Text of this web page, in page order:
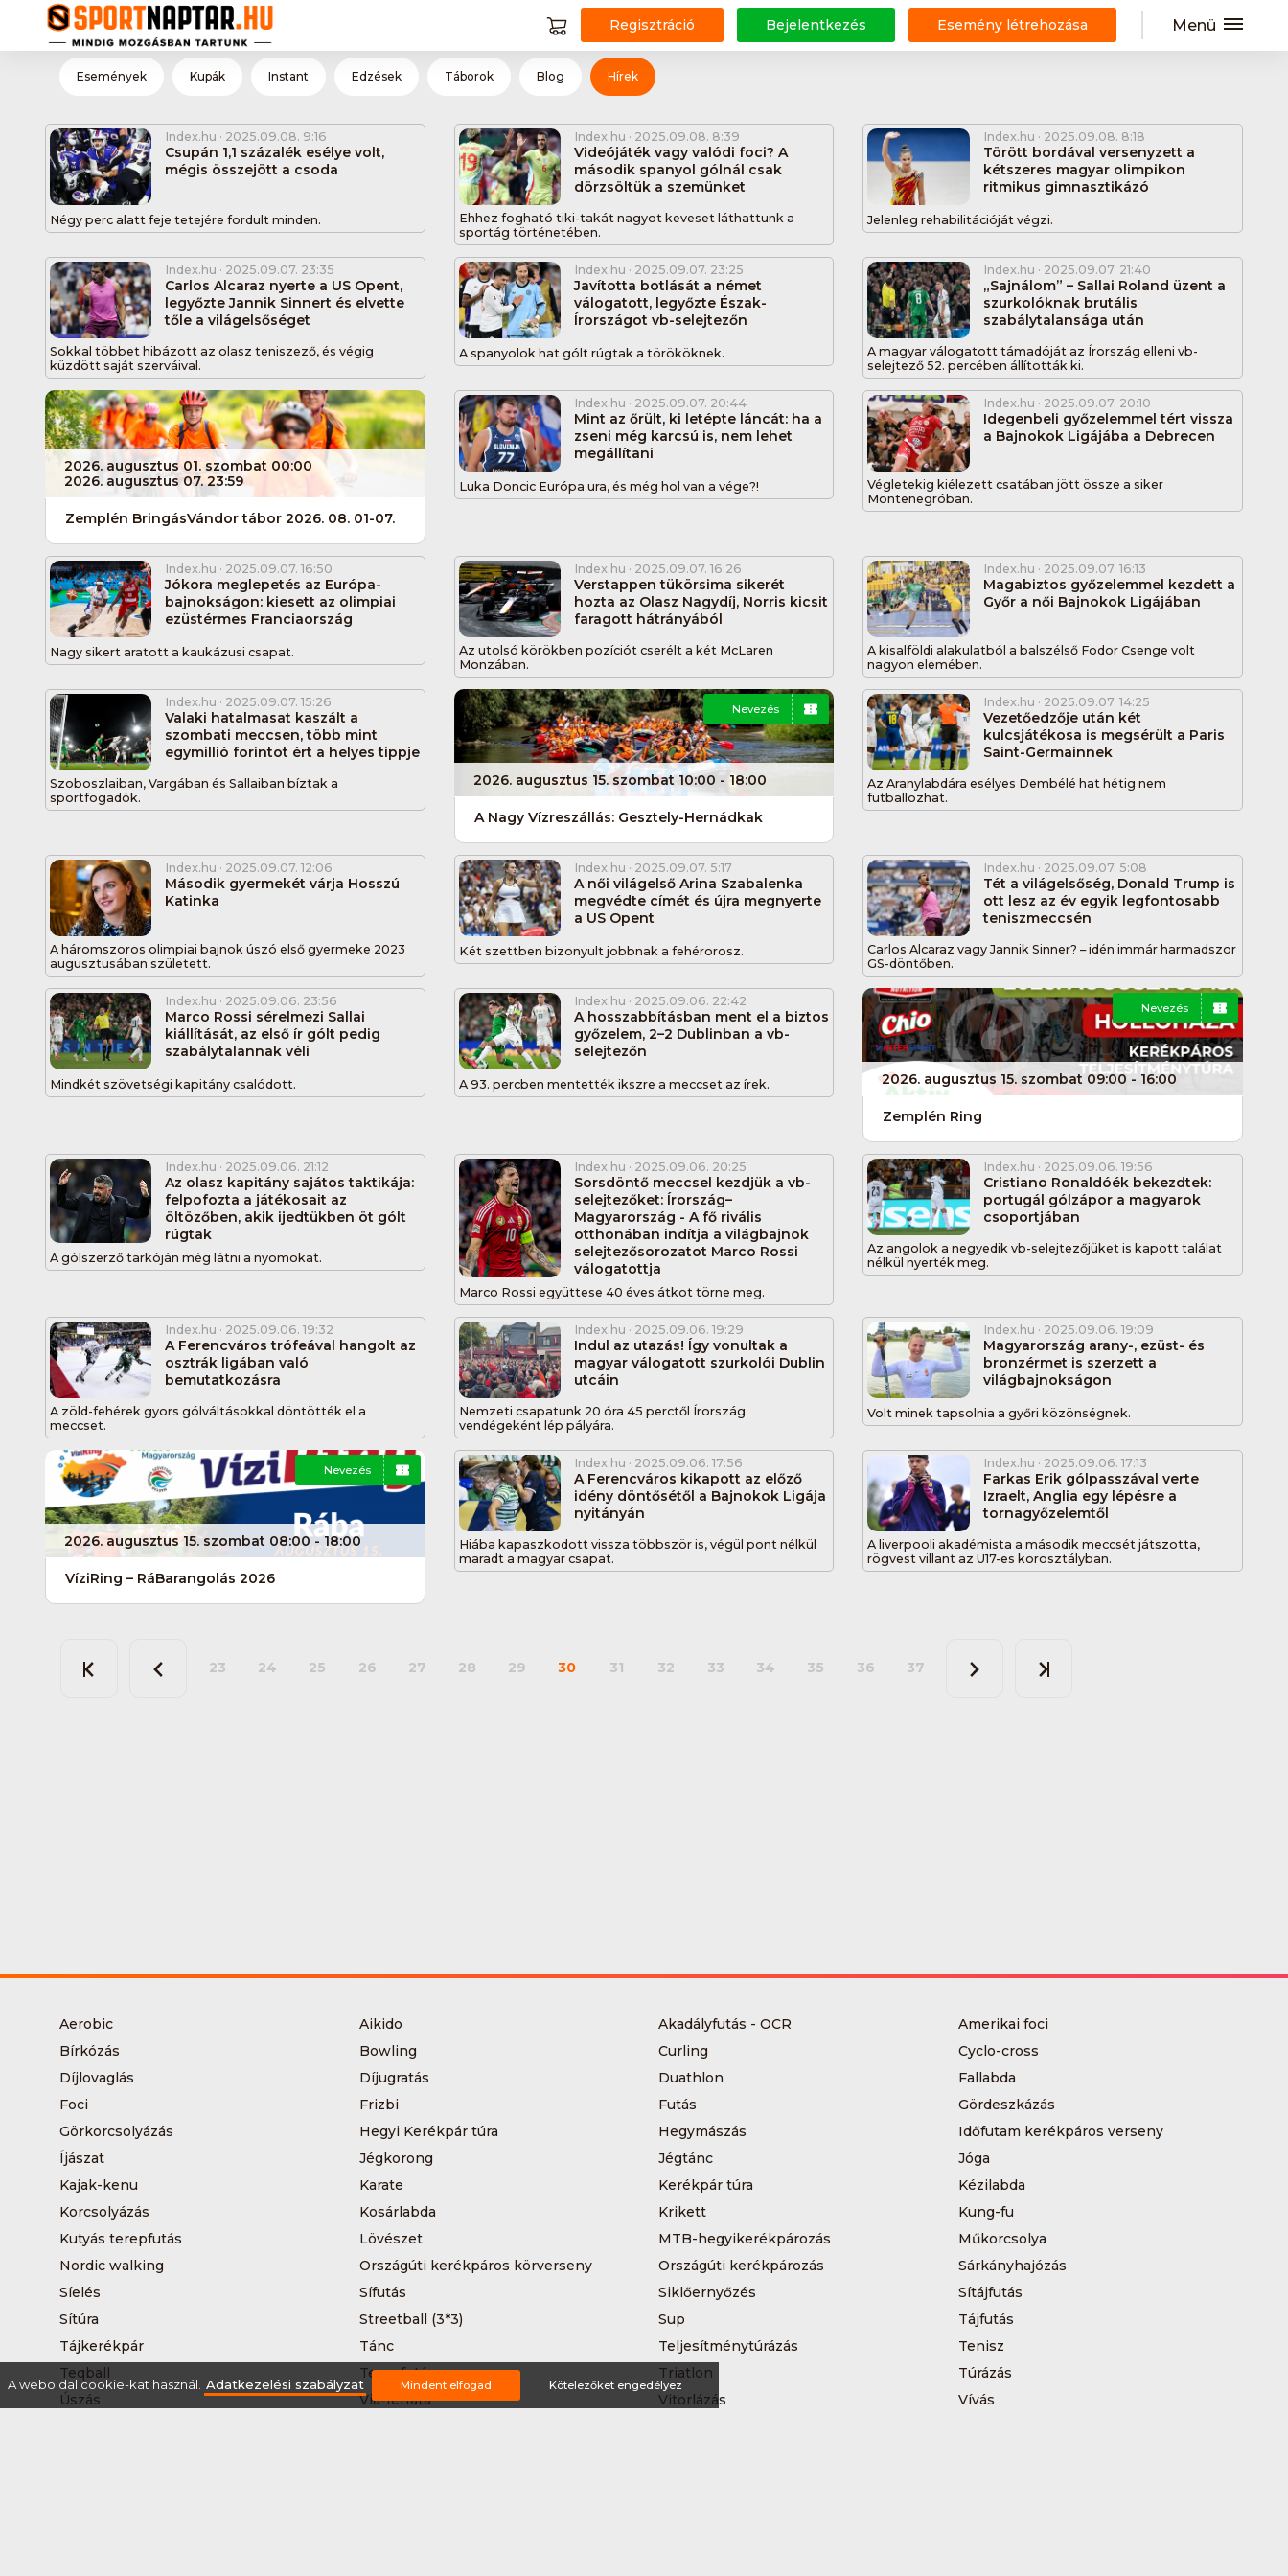
Regisztráció Bejelentkezés Esemény létrehozása Menü
Események Kupák Instant Edzések Táborok Blog Hírek
Index.hu · 2025.09.08. 9:16
Csupán 1,1 százalék esélye volt,
mégis összejött a csoda
Négy perc alatt feje tetejére fordult minden.
Index.hu · 2025.09.08. 8:39
Videójáték vagy valódi foci? A
második spanyol gólnál csak
dörzsöltük a szemünket
Ehhez fogható tiki-takát nagyot keveset láthattunk a
sportág történetében.
Index.hu · 2025.09.08. 8:18
Törött bordával versenyzett a
kétszeres magyar olimpikon
ritmikus gimnasztikázó
Jelenleg rehabilitációját végzi.
Index.hu · 2025.09.07. 23:35
Carlos Alcaraz nyerte a US Opent,
legyőzte Jannik Sinnert és elvette
tőle a világelsőséget
Sokkal többet hibázott az olasz teniszező, és végig
küzdött saját szerváival.
Index.hu · 2025.09.07. 23:25
Javította botlását a német
válogatott, legyőzte Észak-
Írországot vb-selejtezőn
A spanyolok hat gólt rúgtak a törököknek.
Index.hu · 2025.09.07. 21:40
„Sajnálom” – Sallai Roland üzent a
szurkolóknak brutális
szabálytalansága után
A magyar válogatott támadóját az Írország elleni vb-
selejtező 52. percében állították ki.
2026. augusztus 01. szombat 00:00
2026. augusztus 07. 23:59
Zemplén BringásVándor tábor 2026. 08. 01-07.
Index.hu · 2025.09.07. 20:44
Mint az őrült, ki letépte láncát: ha a
zseni még karcsú is, nem lehet
megállítani
Luka Doncic Európa ura, és még hol van a vége?!
Index.hu · 2025.09.07. 20:10
Idegenbeli győzelemmel tért vissza
a Bajnokok Ligájába a Debrecen
Végletekig kiélezett csatában jött össze a siker
Montenegróban.
Index.hu · 2025.09.07. 16:50
Jókora meglepetés az Európa-
bajnokságon: kiesett az olimpiai
ezüstérmes Franciaország
Nagy sikert aratott a kaukázusi csapat.
Index.hu · 2025.09.07. 16:26
Verstappen tükörsima sikerét
hozta az Olasz Nagydíj, Norris kicsit
faragott hátrányából
Az utolsó körökben pozíciót cserélt a két McLaren
Monzában.
Index.hu · 2025.09.07. 16:13
Magabiztos győzelemmel kezdett a
Győr a női Bajnokok Ligájában
A kisalföldi alakulatból a balszélső Fodor Csenge volt
nagyon elemében.
Index.hu · 2025.09.07. 15:26
Valaki hatalmasat kaszált a
szombati meccsen, több mint
egymillió forintot ért a helyes tippje
Szoboszlaiban, Vargában és Sallaiban bíztak a
sportfogadók.
Nevezés
2026. augusztus 15. szombat 10:00 - 18:00
A Nagy Vízreszállás: Gesztely-Hernádkak
Index.hu · 2025.09.07. 14:25
Vezetőedzője után két
kulcsjátékosa is megsérült a Paris
Saint-Germainnek
Az Aranylabdára esélyes Dembélé hat hétig nem
futballozhat.
Index.hu · 2025.09.07. 12:06
Második gyermekét várja Hosszú
Katinka
A háromszoros olimpiai bajnok úszó első gyermeke 2023
augusztusában született.
Index.hu · 2025.09.07. 5:17
A női világelső Arina Szabalenka
megvédte címét és újra megnyerte
a US Opent
Két szettben bizonyult jobbnak a fehérorosz.
Index.hu · 2025.09.07. 5:08
Tét a világelsőség, Donald Trump is
ott lesz az év egyik legfontosabb
teniszmeccsén
Carlos Alcaraz vagy Jannik Sinner? – idén immár harmadszor
GS-döntőben.
Index.hu · 2025.09.06. 23:56
Marco Rossi sérelmezi Sallai
kiállítását, az első ír gólt pedig
szabálytalannak véli
Mindkét szövetségi kapitány csalódott.
Index.hu · 2025.09.06. 22:42
A hosszabbításban ment el a biztos
győzelem, 2–2 Dublinban a vb-
selejtezőn
A 93. percben mentették ikszre a meccset az írek.
Nevezés
2026. augusztus 15. szombat 09:00 - 16:00
Zemplén Ring
Index.hu · 2025.09.06. 21:12
Az olasz kapitány sajátos taktikája:
felpofozta a játékosait az
öltözőben, akik ijedtükben öt gólt
rúgtak
A gólszerző tarkóján még látni a nyomokat.
Index.hu · 2025.09.06. 20:25
Sorsdöntő meccsel kezdjük a vb-
selejtezőket: Írország–
Magyarország - A fő rivális
otthonában indítja a világbajnok
selejtezősorozatot Marco Rossi
válogatottja
Marco Rossi együttese 40 éves átkot törne meg.
Index.hu · 2025.09.06. 19:56
Cristiano Ronaldóék bekezdtek:
portugál gólzápor a magyarok
csoportjában
Az angolok a negyedik vb-selejtezőjüket is kapott találat
nélkül nyerték meg.
Index.hu · 2025.09.06. 19:32
A Ferencváros trófeával hangolt az
osztrák ligában való
bemutatkozásra
A zöld-fehérek gyors gólváltásokkal döntötték el a
meccset.
Index.hu · 2025.09.06. 19:29
Indul az utazás! Így vonultak a
magyar válogatott szurkolói Dublin
utcáin
Nemzeti csapatunk 20 óra 45 perctől Írország
vendégeként lép pályára.
Index.hu · 2025.09.06. 19:09
Magyarország arany-, ezüst- és
bronzérmet is szerzett a
világbajnokságon
Volt minek tapsolnia a győri közönségnek.
Nevezés
2026. augusztus 15. szombat 08:00 - 18:00
VíziRing – RáBarangolás 2026
Index.hu · 2025.09.06. 17:56
A Ferencváros kikapott az előző
idény döntősétől a Bajnokok Ligája
nyitányán
Hiába kapaszkodott vissza többször is, végül pont nélkül
maradt a magyar csapat.
Index.hu · 2025.09.06. 17:13
Farkas Erik gólpasszával verte
Izraelt, Anglia egy lépésre a
tornagyőzelemtől
A liverpooli akadémista a második meccsét játszotta,
rögvest villant az U17-es korosztályban.
23 24 25 26 27 28 29 30 31 32 33 34 35 36 37
Aerobic Aikido Akadályfutás - OCR
Amerikai foci
Bírkózás
Bowling Curling
Cyclo-cross
Díjlovaglás
Díjugratás Duathlon
Fallabda
Foci
Frizbi Futás
Gördeszkázás
Görkorcsolyázás
Hegyi Kerékpár túra Hegymászás
Időfutam kerékpáros verseny
Íjászat
Jégkorong Jégtánc
Jóga
Kajak-kenu
Karate Kerékpár túra
Kézilabda
Korcsolyázás
Kosárlabda Krikett
Kung-fu
Kutyás terepfutás
Lövészet MTB-hegyikerékpározás
Műkorcsolya
Nordic walking
Országúti kerékpáros körverseny Országúti kerékpározás
Sárkányhajózás
Síelés
Sífutás Siklőernyőzés
Sítájfutás
Sítúra
Streetball (3*3) Sup
Tájfutás
Tájkerékpár
Tánc Teljesítménytúrázás
Tenisz
Teqball
Terepfutás Triatlon
Túrázás
Úszás
Via-ferrata Vitorlázás
Vívás
A weboldal cookie-kat használ. Adatkezelési szabályzat Mindent elfogad Kötelezőket engedélyez